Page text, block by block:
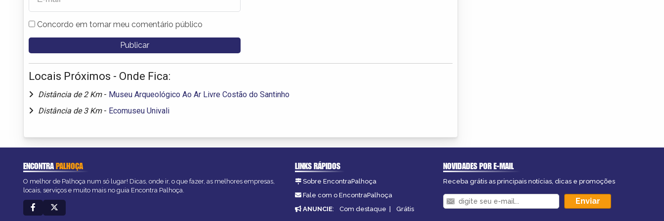
Concordo em tornar meu comentário público
Locais Próximos - Onde Fica:
Distância de 2 Km - Museu Arqueológico Ao Ar Livre Costão do Santinho
Distância de 3 Km - Ecomuseu Univali
ENCONTRAPALHOÇA
O melhor de Palhoça num só lugar! Dicas, onde ir, o que fazer, as melhores empresas,
locais, serviços e muito mais no guia Encontra Palhoça.
LINKS RÁPIDOS
Sobre EncontraPalhoça
Fale com o EncontraPalhoça
ANUNCIE: Com destaque | Grátis
NOVIDADES POR E-MAIL
Receba grátis as principais notícias, dicas e promoções